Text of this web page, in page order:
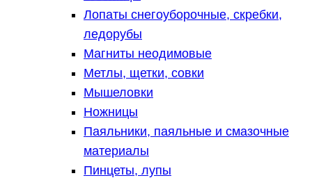
Лопаты снегоуборочные, скребки,
ледорубы
Магниты неодимовые
Метлы, щетки, совки
Мышеловки
Ножницы
Паяльники, паяльные и смазочные
материалы
Пинцеты, лупы